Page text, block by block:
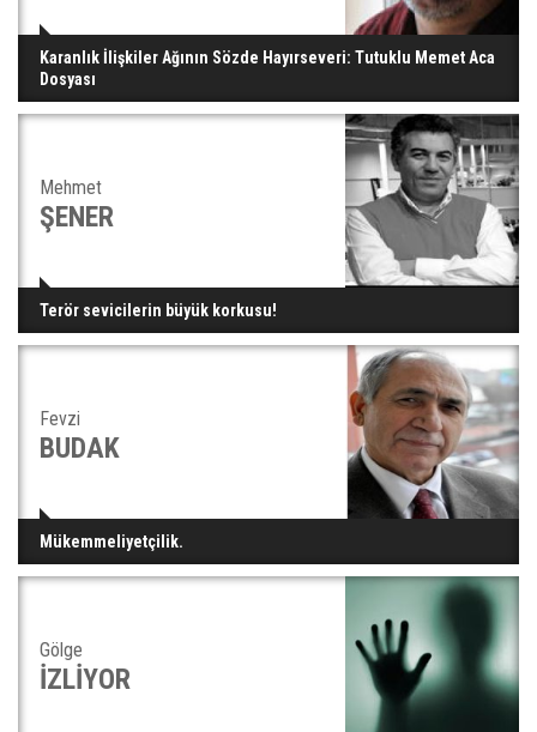
Karanlık İlişkiler Ağının Sözde Hayırseveri: Tutuklu Memet Aca
Dosyası
Mehmet
ŞENER
Terör sevicilerin büyük korkusu!
Fevzi
BUDAK
Mükemmeliyetçilik.
Gölge
İZLİYOR